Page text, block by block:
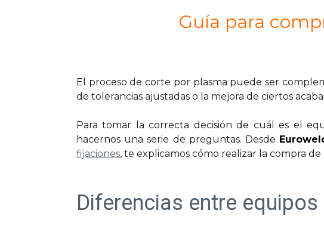
Guía para
El proceso de corte por plasma puede ser
de tolerancias ajustadas o la mejora de ciertos
Para tomar la correcta decisión de cuál es el
hacernos una serie de preguntas. Desde
fijaciones, te explicamos cómo realizar la compra
Diferencias entre